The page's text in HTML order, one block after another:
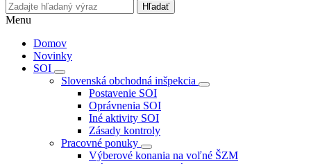
Hľadať
Menu
Domov
Novinky
SOI
Slovenská obchodná inšpekcia
Postavenie SOI
Oprávnenia SOI
Iné aktivity SOI
Zásady kontroly
Pracovné ponuky
Výberové konania na voľné ŠZM